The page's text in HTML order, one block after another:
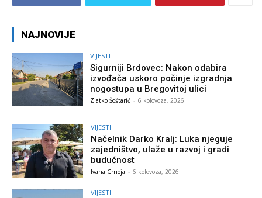
NAJNOVIJE
VIJESTI
Sigurniji Brdovec: Nakon odabira
izvođača uskoro počinje izgradnja
nogostupa u Bregovitoj ulici
Zlatko Šoštarić - 6 kolovoza, 2026
VIJESTI
Načelnik Darko Kralj: Luka njeguje
zajedništvo, ulaže u razvoj i gradi
budućnost
Ivana Crnoja - 6 kolovoza, 2026
VIJESTI